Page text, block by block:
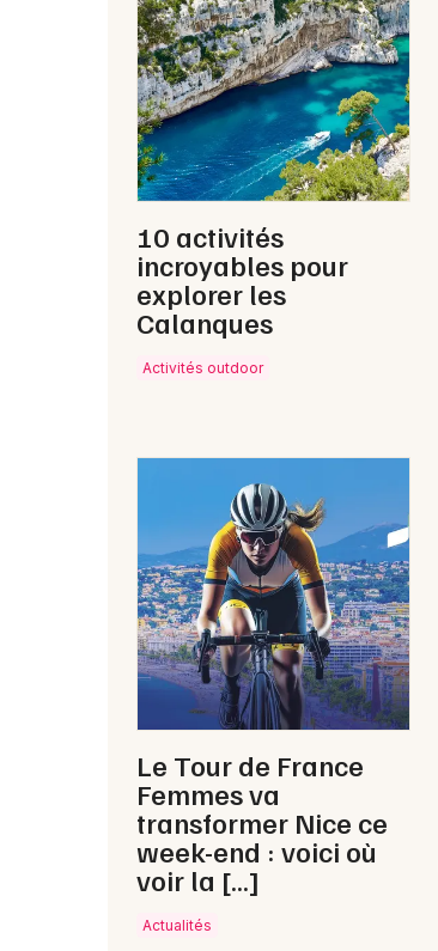
10 activités
incroyables pour
explorer les
Calanques
Activités outdoor
Le Tour de France
Femmes va
transformer Nice ce
week-end : voici où
voir la […]
Actualités